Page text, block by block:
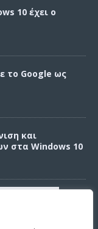
10 έχει ο
το Google ως
και
στα Windows 10
10